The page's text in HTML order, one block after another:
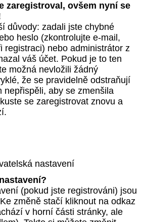
zaregistroval, ovšem nyní se
důvody: zadali jste chybné
heslo (zkontrolujte e-mail,
registraci) nebo administrátor z
váš účet. Pokud je to ten
možná nevložili žádný
že se pravidelně odstraňují
nepřispěli, aby se zmenšila
se zaregistrovat znovu a
nastavení
(pokud jste registrováni) jsou
změně stačí kliknout na odkaz
v horní části stránky, ale